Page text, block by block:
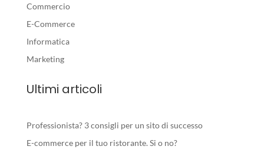
Commercio
E-Commerce
Informatica
Marketing
Ultimi articoli
Professionista? 3 consigli per un sito di successo
E-commerce per il tuo ristorante. Si o no?